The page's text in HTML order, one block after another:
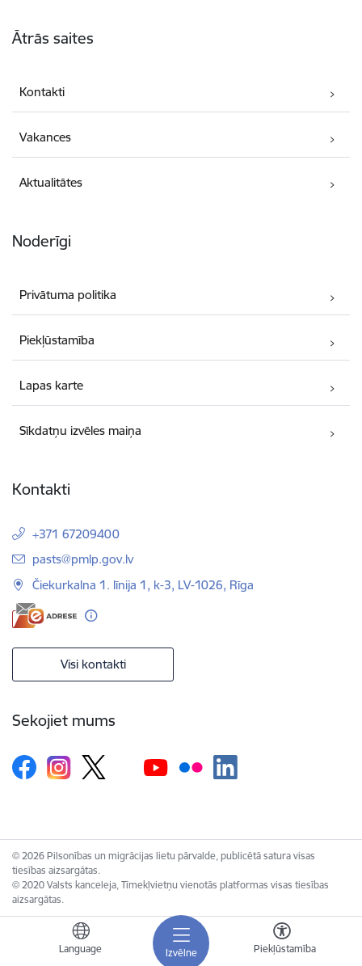
Izvēlne
Language Piekļūstamība
Ātrās saites
Kontakti
Vakances
Aktualitātes
Noderīgi
Privātuma politika
Piekļūstamība
Lapas karte
Sīkdatņu izvēles maiņa
Kontakti
+371 67209400
E-pasts:
pasts@pmlp.gov.lv
Čiekurkalna 1. līnija 1, k-3, LV-1026, Rīga
Visi kontakti
Sekojiet mums
© 2026 Pilsonības un migrācijas lietu pārvalde, publicētā satura visas
tiesības aizsargātas.
© 2020 Valsts kanceleja, Tīmekļvietņu vienotās platformas visas tiesības
aizsargātas.